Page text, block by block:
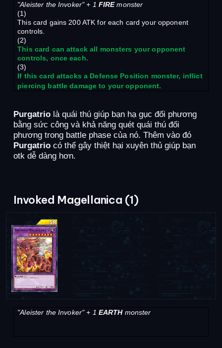
"Aleister the Invoker" + 1 FIREmonster
(1)
This card gains 200 ATK for each card your opponent
controls.
(2)
This card can attack all monsters your opponent
controls, once each.
(3)
If this card attacks a Defense Position monster, inflict
piercing battle damage to your opponent.
Purgatrio là quái thú giúp bạn hạ gục đối phương
bằng sức công và khả năng quét quái thú đối
phương trong battle phase của nó. Thêm vào đó
Purgatrio có thể gây thiệt hại xuyên thủ giúp bạn
otk dễ dàng hơn.
Invoked Magellanica (1)
"Aleister the Invoker" + 1 EARTHmonster